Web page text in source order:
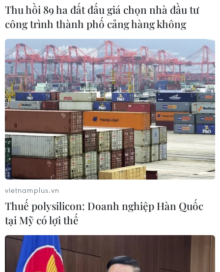
Giao chỉ tiêu bao phủ bảo hiểm y tế
toàn quốc đạt 100% vào năm 2030
02/08/2026 04:54
Tạo đột phá từ y tế cơ sở đến phát
triển nguồn nhân lực
02/08/2026 03:25
Báo động cận thị học đường khi
nhiều trẻ giảm thị lực từ rất sớm
01/08/2026 09:31
Thành phố Hồ Chí Minh phát triển
hệ thống y tế đa tầng, đồng bộ, thống
nhất
Thu hồi 89 ha đất đấu giá chọn nhà đầu tư
công trình thành phố cảng hàng không
vietnamplus.vn
Thuế polysilicon: Doanh nghiệp Hàn Quốc
tại Mỹ có lợi thế